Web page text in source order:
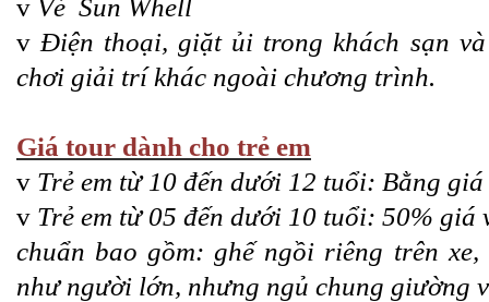
v Vé Sun Whell
v Điện thoại, giặt ủi trong khách sạn
chơi giải trí khác ngoài chương trình.
Giá tour dành cho trẻ em
v Trẻ em từ 10 đến dưới 12 tuổi: Bằng
v Trẻ em từ 05 đến dưới 10 tuổi: 50% giá
chuẩn bao gồm: ghế ngồi riêng trên
như người lớn, nhưng ngủ chung giường